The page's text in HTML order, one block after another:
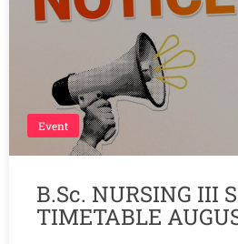
Event
B.Sc. NURSING III
TIMETABLE